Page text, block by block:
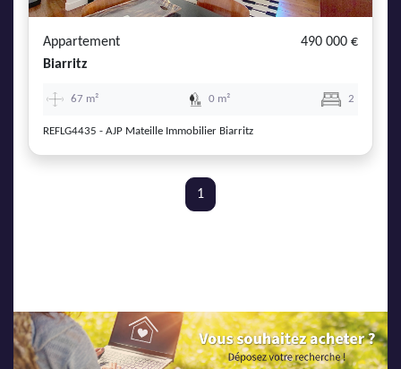
Appartement
490 000 €
Biarritz
67 m² 0 m² 2
REFLG4435 - AJP Mateille Immobilier Biarritz
1